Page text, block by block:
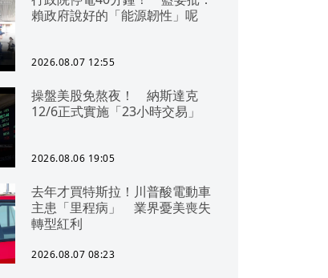
賴政府說好的「能源韌性」呢
2026.08.07 12:55
操盤美股免熬夜！ 納斯達克
12/6正式實施「23小時交易」
2026.08.06 19:05
去年才買特斯拉！川普酸電動車
主患「里程病」 業界憂美喪失
轉型紅利
2026.08.07 08:23